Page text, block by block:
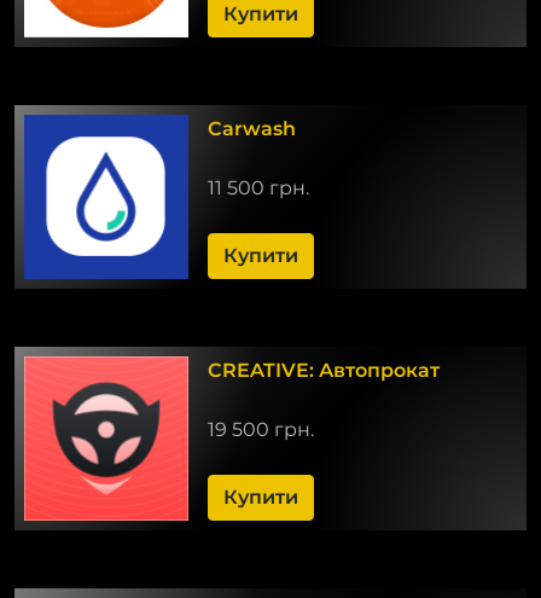
Купити
Carwash
11 500 грн.
Купити
CREATIVE: Автопрокат
19 500 грн.
Купити